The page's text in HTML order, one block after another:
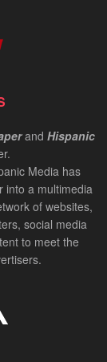
and Hispanic
Media has
into a multimedia
of websites,
social media
to meet the